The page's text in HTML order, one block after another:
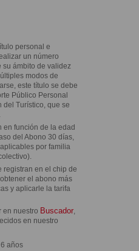
personal e
un número
su ámbito de validez
modos de
este título se debe
Público Personal
del Turístico, que se
en función de la edad
del Abono 30 días,
por familia
registran en el chip de
el abono más
y aplicarle la tarifa
en nuestro Buscador
en nuestro
años